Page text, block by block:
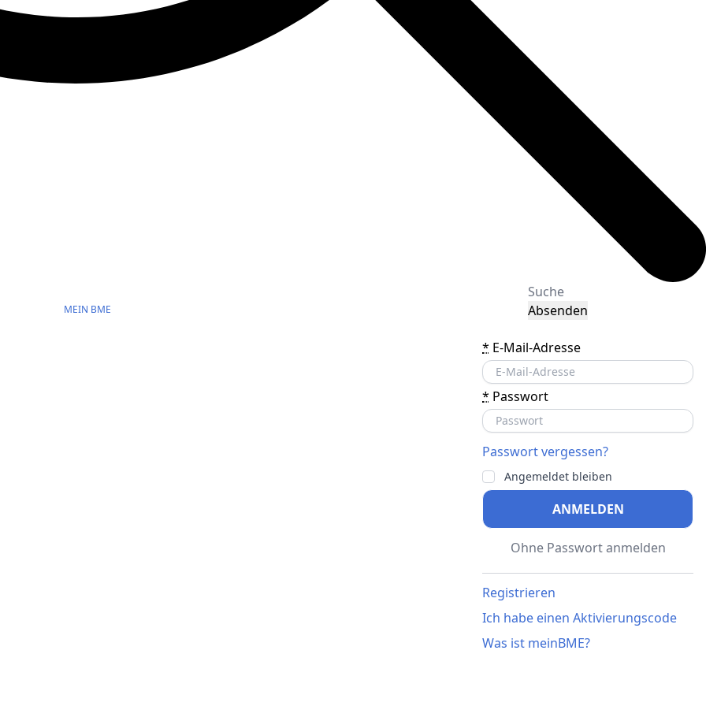
Absenden
MEIN BME
* E-Mail-Adresse
* Passwort
Passwort vergessen?
Angemeldet bleiben
ANMELDEN
Ohne Passwort anmelden
Registrieren
Ich habe einen Aktivierungscode
Was ist meinBME?